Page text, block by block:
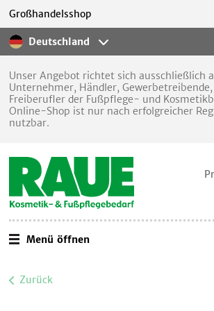
Deutschland
Großhandelsshop
Unser Angebot richtet sich ausschließlich
Unternehmer, Händler,
Freiberufler der Fußpflege- und
Online-Shop ist nur nach erfolgreicher
nutzbar.
Menü öffnen
Zurück